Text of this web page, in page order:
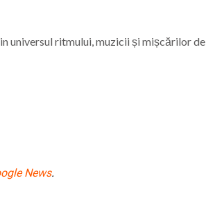
universul ritmului, muzicii și mișcărilor de
News.